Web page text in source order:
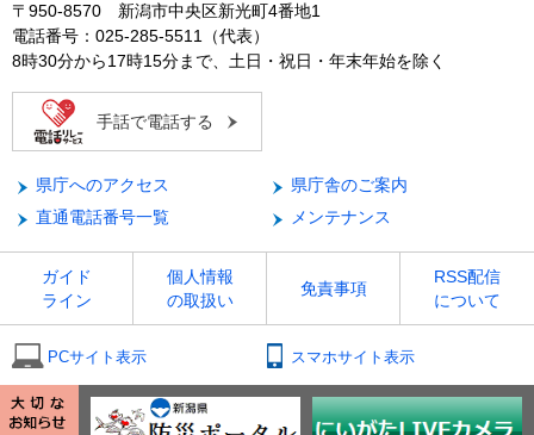
〒950-8570 新潟市中央区新光町4番地1
電話番号：025-285-5511（代表）
8時30分から17時15分まで、土日・祝日・年末年始を除く
手話で電話する
県庁へのアクセス
県庁舎のご案内
直通電話番号一覧
メンテナンス
ガイド
ライン
個人情報
の取扱い
免責事項
RSS配信
について
PCサイト表示 スマホサイト表示